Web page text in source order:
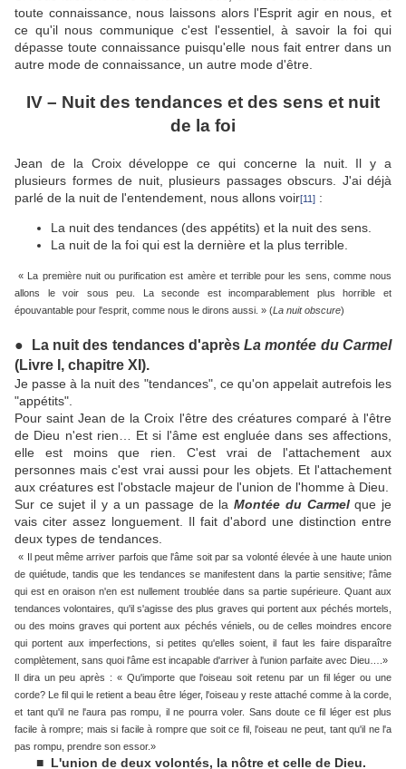
toute connaissance, nous laissons alors l'Esprit agir en nous, et
ce qu'il nous communique c'est l'essentiel, à savoir la foi qui
dépasse toute connaissance puisqu'elle nous fait entrer dans un
autre mode de connaissance, un autre mode d'être.
IV – Nuit des tendances et des sens et nuit
de la foi
Jean de la Croix développe ce qui concerne la nuit. Il y a
plusieurs formes de nuit, plusieurs passages obscurs. J'ai déjà
parlé de la nuit de l'entendement, nous allons voir[11] :
La nuit des tendances (des appétits) et la nuit des sens.
La nuit de la foi qui est la dernière et la plus terrible.
« La première nuit ou purification est amère et terrible pour les sens, comme nous
allons le voir sous peu. La seconde est incomparablement plus horrible et
épouvantable pour l'esprit, comme nous le dirons aussi. » (La nuit obscure)
● La nuit des tendances d'aprèsLa montée du Carmel
(Livre I, chapitre XI).
Je passe à la nuit des "tendances", ce qu'on appelait autrefois les
"appétits".
Pour saint Jean de la Croix l'être des créatures comparé à l'être
de Dieu n'est rien… Et si l'âme est engluée dans ses affections,
elle est moins que rien. C'est vrai de l'attachement aux
personnes mais c'est vrai aussi pour les objets. Et l'attachement
aux créatures est l'obstacle majeur de l'union de l'homme à Dieu.
Sur ce sujet il y a un passage de la Montée du Carmelque je
vais citer assez longuement. Il fait d'abord une distinction entre
deux types de tendances.
« Il peut même arriver parfois que l'âme soit par sa volonté élevée à une haute union
de quiétude, tandis que les tendances se manifestent dans la partie sensitive; l'âme
qui est en oraison n'en est nullement troublée dans sa partie supérieure. Quant aux
tendances volontaires, qu'il s'agisse des plus graves qui portent aux péchés mortels,
ou des moins graves qui portent aux péchés véniels, ou de celles moindres encore
qui portent aux imperfections, si petites qu'elles soient, il faut les faire disparaître
complètement, sans quoi l'âme est incapable d'arriver à l'union parfaite avec Dieu….»
Il dira un peu après : « Qu'importe que l'oiseau soit retenu par un fil léger ou une
corde? Le fil qui le retient a beau être léger, l'oiseau y reste attaché comme à la corde,
et tant qu'il ne l'aura pas rompu, il ne pourra voler. Sans doute ce fil léger est plus
facile à rompre; mais si facile à rompre que soit ce fil, l'oiseau ne peut, tant qu'il ne l'a
pas rompu, prendre son essor.»
■ L'union de deux volontés, la nôtre et celle de Dieu.